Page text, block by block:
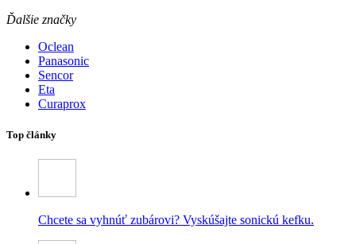
Ďalšie značky
Oclean
Panasonic
Sencor
Eta
Curaprox
Top články
Chcete sa vyhnúť zubárovi? Vyskúšajte sonickú kefku.